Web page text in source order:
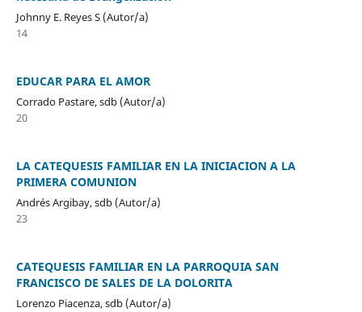
Johnny E. Reyes S (Autor/a)
14
EDUCAR PARA EL AMOR
Corrado Pastare, sdb (Autor/a)
20
LA CATEQUESIS FAMILIAR EN LA INICIACION A LA
PRIMERA COMUNION
Andrés Argibay, sdb (Autor/a)
23
CATEQUESIS FAMILIAR EN LA PARROQUIA SAN
FRANCISCO DE SALES DE LA DOLORITA
Lorenzo Piacenza, sdb (Autor/a)